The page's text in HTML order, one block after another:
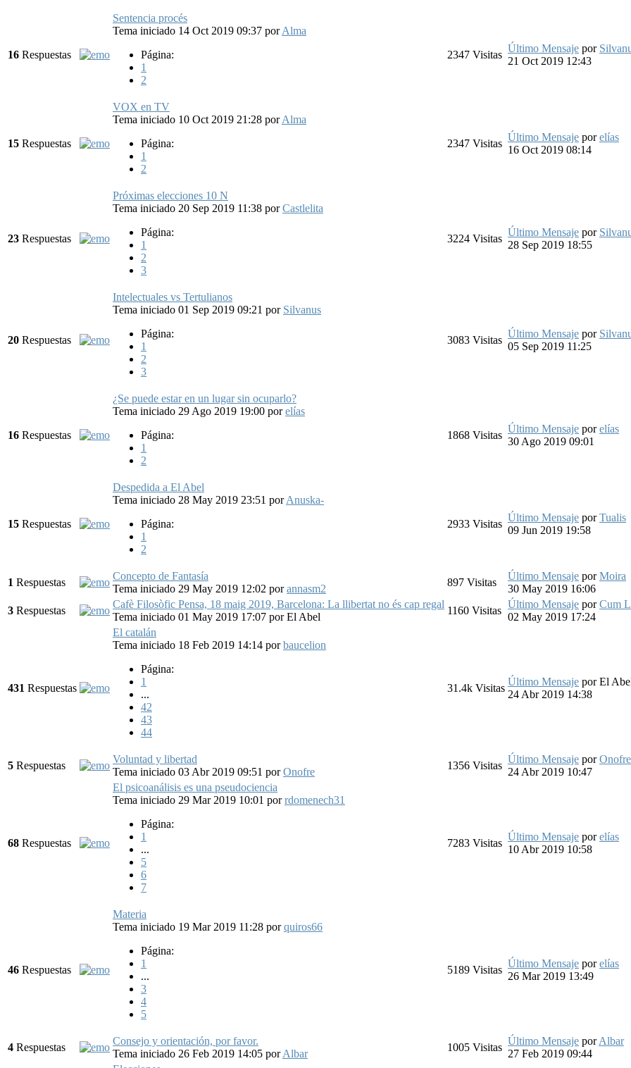
16 Respuestas
Sentencia procés
Tema iniciado 14 Oct 2019 09:37 porAlma
Página:
1
2
2347 Visitas
Último Mensaje por
21 Oct 2019 12:43
15 Respuestas
VOX en TV
Tema iniciado 10 Oct 2019 21:28 porAlma
Página:
1
2
2347 Visitas
Último Mensaje porelías
16 Oct 2019 08:14
23 Respuestas
Próximas elecciones 10 N
Tema iniciado 20 Sep 2019 11:38 porCastlelita
Página:
1
2
3
3224 Visitas
Último Mensaje por
28 Sep 2019 18:55
20 Respuestas
Intelectuales vs Tertulianos
Tema iniciado 01 Sep 2019 09:21 por Silvanus
Página:
1
2
3
3083 Visitas
Último Mensaje por
05 Sep 2019 11:25
16 Respuestas
¿Se puede estar en un lugar sin ocuparlo?
Tema iniciado 29 Ago 2019 19:00 porelías
Página:
1
2
1868 Visitas
Último Mensaje porelías
30 Ago 2019 09:01
15 Respuestas
Despedida a El Abel
Tema iniciado 28 May 2019 23:51 porAnuska-
Página:
1
2
2933 Visitas
Último Mensaje porTualis
09 Jun 2019 19:58
1 Respuestas
Concepto de Fantasía
Tema iniciado 29 May 2019 12:02 porannasm2
897 Visitas
Último Mensaje porMoira
30 May 2019 16:06
3 Respuestas
Cafè Filosòfic Pensa, 18 maig 2019, Barcelona: La llibertat no és cap regal
Tema iniciado 01 May 2019 17:07 porEl Abel
1160 Visitas
Último Mensaje porCum
02 May 2019 17:24
431 Respuestas
El catalán
Tema iniciado 18 Feb 2019 14:14 porbaucelion
Página:
1
...
42
43
44
31.4k Visitas
Último Mensaje porEl
24 Abr 2019 14:38
5 Respuestas
Voluntad y libertad
Tema iniciado 03 Abr 2019 09:51 porOnofre
1356 Visitas
Último Mensaje porOnofre
24 Abr 2019 10:47
68 Respuestas
El psicoanálisis es una pseudociencia
Tema iniciado 29 Mar 2019 10:01 porrdomenech31
Página:
1
...
5
6
7
7283 Visitas
Último Mensaje porelías
10 Abr 2019 10:58
46 Respuestas
Materia
Tema iniciado 19 Mar 2019 11:28 porquiros66
Página:
1
...
3
4
5
5189 Visitas
Último Mensaje porelías
26 Mar 2019 13:49
4 Respuestas
Consejo y orientación, por favor.
Tema iniciado 26 Feb 2019 14:05 porAlbar
1005 Visitas
Último Mensaje porAlbar
27 Feb 2019 09:44